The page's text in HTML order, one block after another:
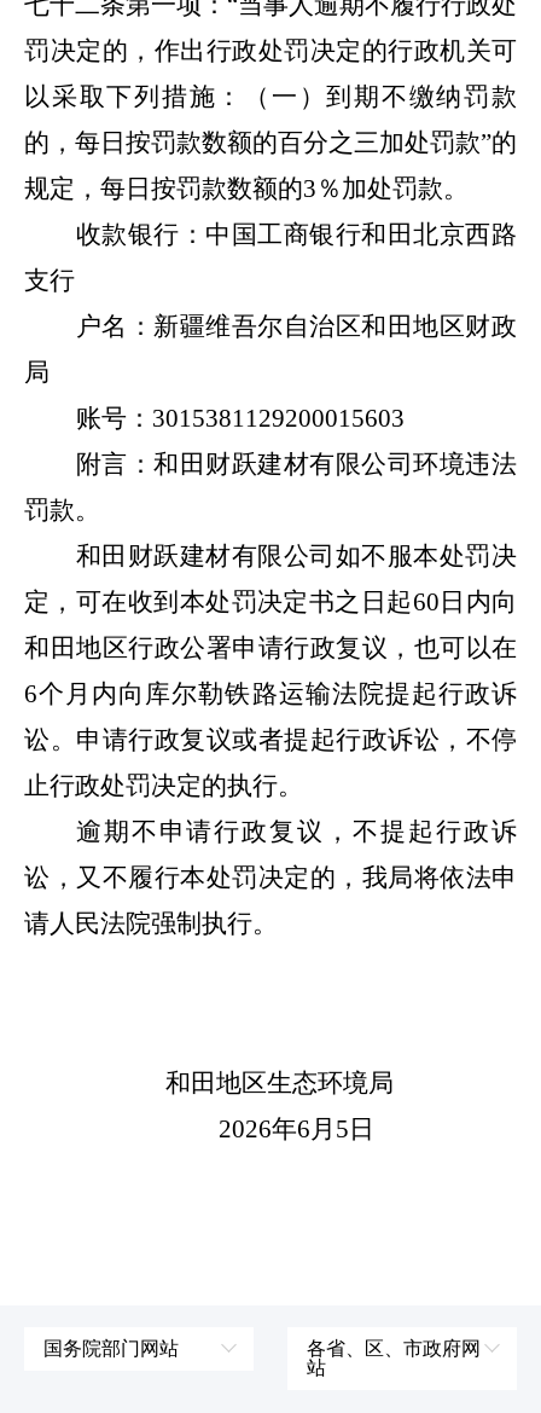
罚决定的，作出行政处罚决定的行政机关可
以采取下列措施：（一）到期不缴纳罚款
的，每日按罚款数额的百分之三加处罚款”的
规定，每日按罚款数额的3 ％加处罚款。
收款银行：中国工商银行和田北京西路
支行
户名：新疆维吾尔自治区和田地区财政
局
账号： 3015381129200015603
附言：和田财跃建材有限公司环境违法
罚款。
和田财跃建材有限公司 如不服本处罚决
定，可在收到本处罚决定书之日起60 日内向
和田地区行政公署申请行政复议，也可以在
6个月内向库尔勒铁路运输法院提起行政诉
讼。申请行政复议或者提起行政诉讼，不停
止行政处罚决定的执行。
逾期不申请行政复议，不提起行政诉
讼，又不履行本处罚决定的，我局将依法申
请人民法院强制执行。
和田地区生态环境局
2026年6 月 5 日
国务院部门网站
各省、区、市政府网
站